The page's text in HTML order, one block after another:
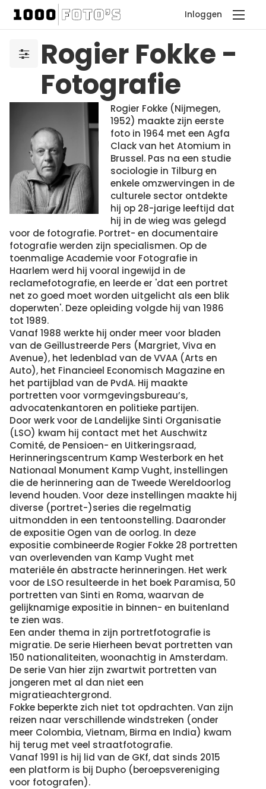
Inloggen
Rogier Fokke -
Fotografie
Rogier Fokke (Nijmegen,
1952) maakte zijn eerste
foto in 1964 met een Agfa
Clack van het Atomium in
Brussel. Pas na een studie
sociologie in Tilburg en
enkele omzwervingen in de
culturele sector ontdekte
hij op 28-jarige leeftijd dat
hij in de wieg was gelegd
voor de fotografie. Portret- en documentaire
fotografie werden zijn specialismen. Op de
toenmalige Academie voor Fotografie in
Haarlem werd hij vooral ingewijd in de
reclamefotografie, en leerde er 'dat een portret
net zo goed moet worden uitgelicht als een blik
doperwten'. Deze opleiding volgde hij van 1986
tot 1989.
Vanaf 1988 werkte hij onder meer voor bladen
van de Geïllustreerde Pers (Margriet, Viva en
Avenue), het ledenblad van de VVAA (Arts en
Auto), het Financieel Economisch Magazine en
het partijblad van de PvdA. Hij maakte
portretten voor vormgevingsbureau’s,
advocatenkantoren en politieke partijen.
Door werk voor de Landelijke Sinti Organisatie
(LSO) kwam hij contact met het Auschwitz
Comité, de Pensioen- en Uitkeringsraad,
Herinneringscentrum Kamp Westerbork en het
Nationaal Monument Kamp Vught, instellingen
die de herinnering aan de Tweede Wereldoorlog
levend houden. Voor deze instellingen maakte hij
diverse (portret-)series die regelmatig
uitmondden in een tentoonstelling. Daaronder
de expositie Ogen van de oorlog. In deze
expositie combineerde Rogier Fokke 28 portretten
van overlevenden van Kamp Vught met
materiële én abstracte herinneringen. Het werk
voor de LSO resulteerde in het boek Paramisa, 50
portretten van Sinti en Roma, waarvan de
gelijknamige expositie in binnen- en buitenland
te zien was.
Een ander thema in zijn portretfotografie is
migratie. De serie Hierheen bevat portretten van
150 nationaliteiten, woonachtig in Amsterdam.
De serie Van hier zijn zwartwit portretten van
jongeren met al dan niet een
migratieachtergrond.
Fokke beperkte zich niet tot opdrachten. Van zijn
reizen naar verschillende windstreken (onder
meer Colombia, Vietnam, Birma en India) kwam
hij terug met veel straatfotografie.
Vanaf 1991 is hij lid van de GKf, dat sinds 2015
een platform is bij Dupho (beroepsvereniging
voor fotografen).